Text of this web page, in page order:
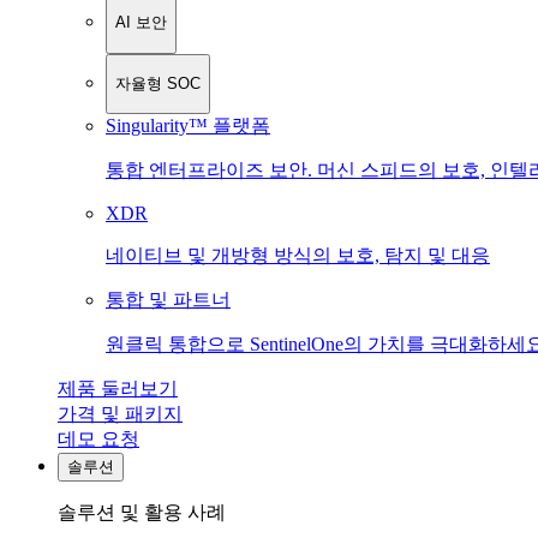
AI 보안
자율형 SOC
Singularity™ 플랫폼
통합 엔터프라이즈 보안. 머신 스피드의 보호, 인텔
XDR
네이티브 및 개방형 방식의 보호, 탐지 및 대응
통합 및 파트너
원클릭 통합으로 SentinelOne의 가치를 극대화하세
제품 둘러보기
가격 및 패키지
데모 요청
솔루션
솔루션 및 활용 사례